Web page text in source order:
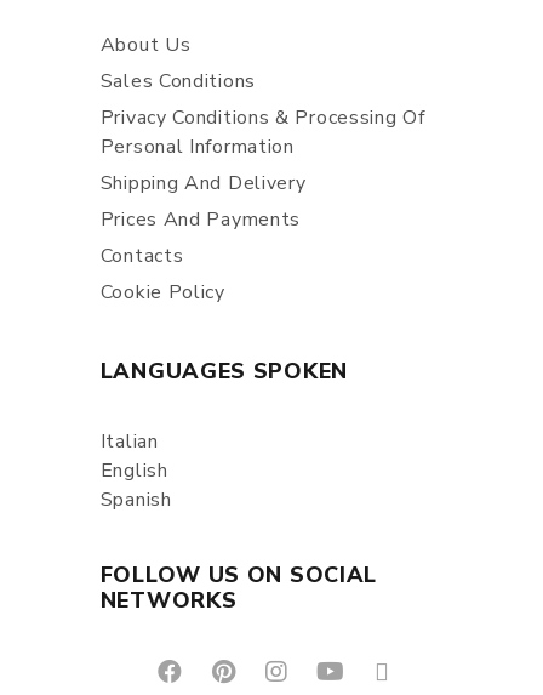
About Us
Sales Conditions
Privacy Conditions & Processing Of
Personal Information
Shipping And Delivery
Prices And Payments
Contacts
Cookie Policy
LANGUAGES SPOKEN
Italian
English
Spanish
FOLLOW US ON SOCIAL
NETWORKS